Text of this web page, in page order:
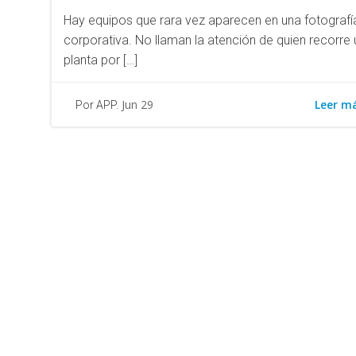
Hay equipos que rara vez aparecen en una
corporativa. No llaman la atención de quien recorre
planta por […]
Por APP. Jun 29 Leer